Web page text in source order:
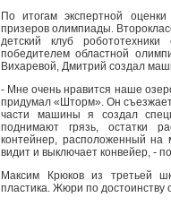
По итогам экспертной
призеров олимпиады.
детский клуб
победителем областной
Вихаревой, Дмитрий создал
- Мне очень нравится наше
придумал «Шторм». Он
части машины я создал
поднимают грязь, остатки
контейнер, расположенный на
видит и выключает конвейер, -
Максим Крюков из третьей
пластика. Жюри по достоинству